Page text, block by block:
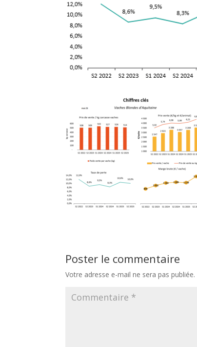
Poster le commentaire
Votre adresse e-mail ne sera pas publiée.